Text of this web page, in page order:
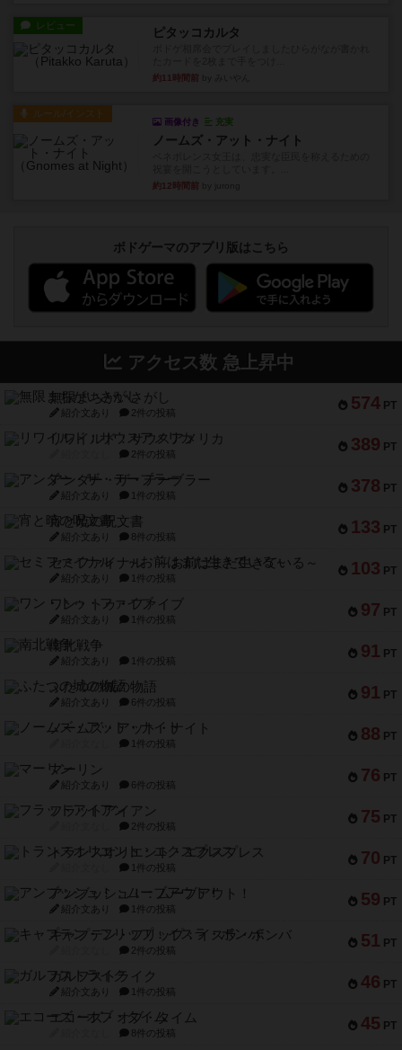
レビュー ピタッコカルタ
約11時間前
ルール/インスト
画像付き 充実
ノームズ・アット・ナイト
約12時間前
ボドゲーマのアプリ版はこちら
アクセス数 急上昇中
574 PT
無限まちがいさがし
紹介文あり 2件の投稿
389 PT
リワイルド：サウスアメリカ
2件の投稿
378 PT
アンダー・ザ・テーブラー
紹介文あり 1件の投稿
133 PT
宵と暁の呪文書
紹介文あり 8件の投稿
103 PT
セミファイナル ～お前はまだ生きている～
紹介文あり 1件の投稿
97 PT
ワン・トゥ・ファイブ
紹介文あり 1件の投稿
91 PT
南北戦争
紹介文あり 1件の投稿
91 PT
ふたつの城の物語
紹介文あり 6件の投稿
88 PT
ノームズ・アット・ナイト
1件の投稿
76 PT
マーリン
紹介文あり 6件の投稿
75 PT
フラットアイアン
2件の投稿
70 PT
トランスオリエント・エクスプレス
1件の投稿
59 PT
アンブッシュ！：ムーブアウト！
紹介文あり 1件の投稿
51 PT
キャプテン・フリップ：イスラ・ボンバ
2件の投稿
46 PT
ガルフストライク
紹介文あり 1件の投稿
45 PT
エコーズ・オブ・タイム
8件の投稿